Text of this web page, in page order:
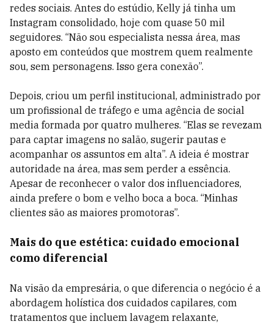
redes sociais. Antes do estúdio, Kelly já tinha um
Instagram consolidado, hoje com quase 50 mil
seguidores. “Não sou especialista nessa área, mas
aposto em conteúdos que mostrem quem realmente
sou, sem personagens. Isso gera conexão”.
Depois, criou um perfil institucional, administrado por
um profissional de tráfego e uma agência de social
media formada por quatro mulheres. “Elas se revezam
para captar imagens no salão, sugerir pautas e
acompanhar os assuntos em alta”. A ideia é mostrar
autoridade na área, mas sem perder a essência.
Apesar de reconhecer o valor dos influenciadores,
ainda prefere o bom e velho boca a boca. “Minhas
clientes são as maiores promotoras”.
Mais do que estética: cuidado emocional
como diferencial
Na visão da empresária, o que diferencia o negócio é a
abordagem holística dos cuidados capilares, com
tratamentos que incluem lavagem relaxante,